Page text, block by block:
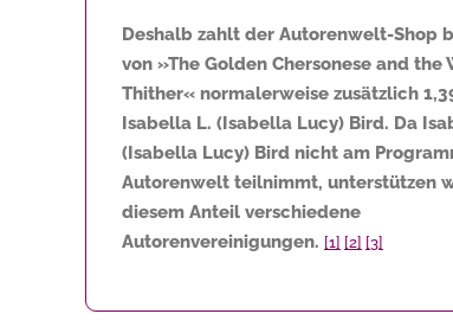
Deshalb zahlt der Autorenwelt-Shop
von »The Golden Chersonese and the
Thither« normalerweise zusätzlich
Isabella L. (Isabella Lucy) Bird. Da
(Isabella Lucy) Bird nicht am
Autorenwelt teilnimmt, unterstützen
diesem Anteil verschiedene
Autorenvereinigungen. [1] [2] [3]